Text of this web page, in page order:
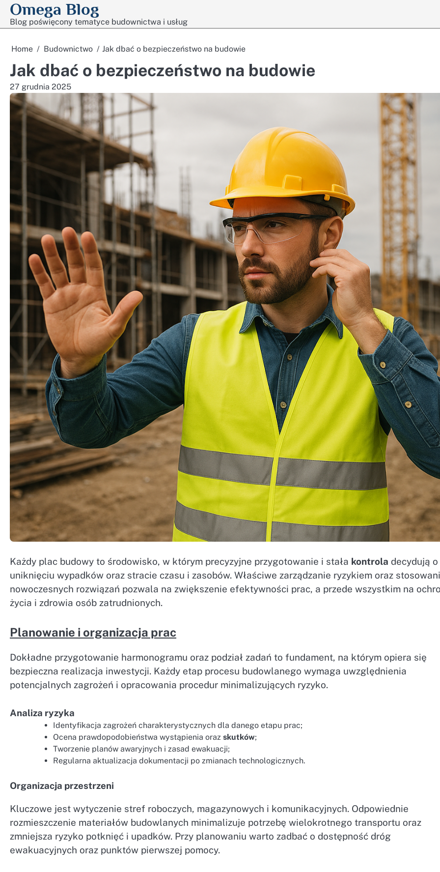
Skip
content
Omega Blog
Blog poświęcony tematyce budownictwa i usług
Home Budownictwo Jak dbać o bezpieczeństwo na budowie
Jak dbać o bezpieczeństwo na budowie
27 grudnia 2025
Każdy plac budowy to środowisko, w którym precyzyjne przygotowanie i stała kontrola decydują o
uniknięciu wypadków oraz stracie czasu i zasobów. Właściwe zarządzanie ryzykiem oraz
nowoczesnych rozwiązań pozwala na zwiększenie efektywności prac, a przede wszystkim na
życia i zdrowia osób zatrudnionych.
Planowanie i organizacja prac
Dokładne przygotowanie harmonogramu oraz podział zadań to fundament, na którym opiera się
bezpieczna realizacja inwestycji. Każdy etap procesu budowlanego wymaga uwzględnienia
potencjalnych zagrożeń i opracowania procedur minimalizujących ryzyko.
Analiza ryzyka
Identyfikacja zagrożeń charakterystycznych dla danego etapu prac;
Ocena prawdopodobieństwa wystąpienia oraz skutków;
Tworzenie planów awaryjnych i zasad ewakuacji;
Regularna aktualizacja dokumentacji po zmianach technologicznych.
Organizacja przestrzeni
Kluczowe jest wytyczenie stref roboczych, magazynowych i komunikacyjnych. Odpowiednie
rozmieszczenie materiałów budowlanych minimalizuje potrzebę wielokrotnego transportu oraz
zmniejsza ryzyko potknięć i upadków. Przy planowaniu warto zadbać o dostępność dróg
ewakuacyjnych oraz punktów pierwszej pomocy.